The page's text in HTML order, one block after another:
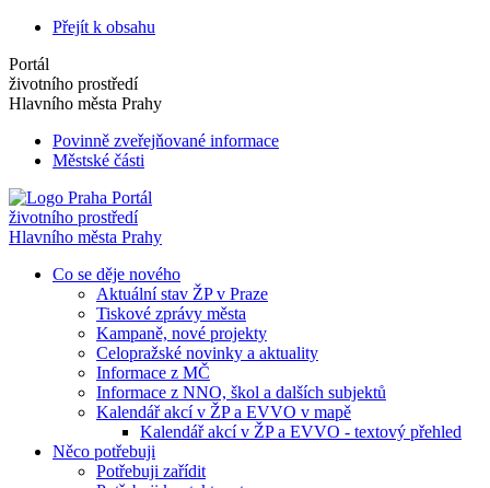
Přejít k obsahu
Portál
životního prostředí
Hlavního města Prahy
Povinně zveřejňované informace
Městské části
Portál
životního prostředí
Hlavního města Prahy
Co se děje nového
Aktuální stav ŽP v Praze
Tiskové zprávy města
Kampaně, nové projekty
Celopražské novinky a aktuality
Informace z MČ
Informace z NNO, škol a dalších subjektů
Kalendář akcí v ŽP a EVVO v mapě
Kalendář akcí v ŽP a EVVO - textový přehled
Něco potřebuji
Potřebuji zařídit